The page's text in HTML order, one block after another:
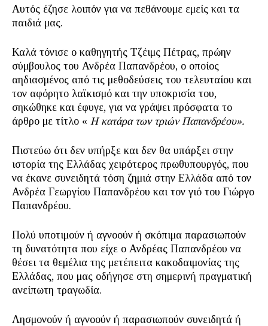
Αυτός έζησε λοιπόν για να πεθάνουμε εμείς και τα
παιδιά μας.
Καλά τόνισε ο καθηγητής Τζέιμς Πέτρας, πρώην
σύμβουλος του Ανδρέα Παπανδρέου, ο οποίος
αηδιασμένος από τις μεθοδεύσεις του τελευταίου και
τον αφόρητο λαϊκισμό και την υποκρισία του,
σηκώθηκε και έφυγε, για να γράψει πρόσφατα το
άρθρο με τίτλο « Η κατάρα των τριών Παπανδρέου».
Πιστεύω ότι δεν υπήρξε και δεν θα υπάρξει στην
ιστορία της Ελλάδας χειρότερος πρωθυπουργός, που
να έκανε συνειδητά τόση ζημιά στην Ελλάδα από τον
Ανδρέα Γεωργίου Παπανδρέου και τον γιό του Γιώργο
Παπανδρέου.
Πολύ υποτιμούν ή αγνοούν ή σκόπιμα παρασιωπούν
τη δυνατότητα που είχε ο Ανδρέας Παπανδρέου να
θέσει τα θεμέλια της μετέπειτα κακοδαιμονίας της
Ελλάδας, που μας οδήγησε στη σημερινή πραγματική
ανείπωτη τραγωδία.
Λησμονούν ή αγνοούν ή παρασιωπούν συνειδητά ή